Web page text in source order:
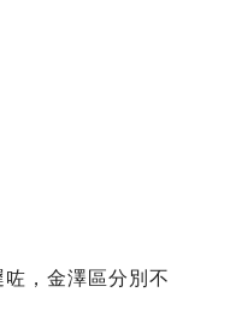
，金澤區分別不